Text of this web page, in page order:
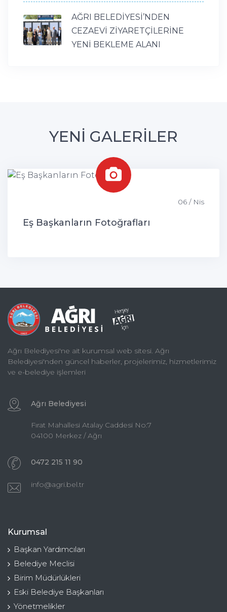
AĞRI BELEDİYESİ’NDEN
CEZAEVİ ZİYARETÇİLERİNE
YENİ BEKLEME ALANI
YENİ GALERİLER
06 / Nis
Eş Başkanların Fotoğrafları
Ağrı Belediyesi'ne ait kurumsal web sitesi. Ağrı
Belediyesi'nden güncel haberler, projelerimiz, hizmetlerimiz
ve e-belediye işlemleri
Ağrı Belediyesi
Fırat Mahallesi Atalay Caddesi No:7
04100 Merkez / Ağrı
0472 215 11 90
info@agri.bel.tr
Kurumsal
Başkan Yardımcıları
Belediye Meclisi
Birim Müdürlükleri
Eski Belediye Başkanları
Yönetmelikler